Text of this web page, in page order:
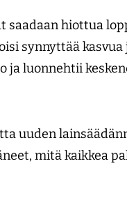
saadaan hiottua
synnyttää
ja luonnehtii
uuden
mitä kaikkea